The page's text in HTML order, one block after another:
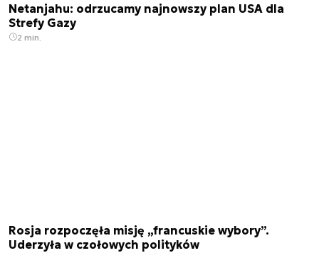
Netanjahu: odrzucamy najnowszy plan USA dla
Strefy Gazy
2 min.
Rosja rozpoczęła misję „francuskie wybory”.
Uderzyła w czołowych polityków